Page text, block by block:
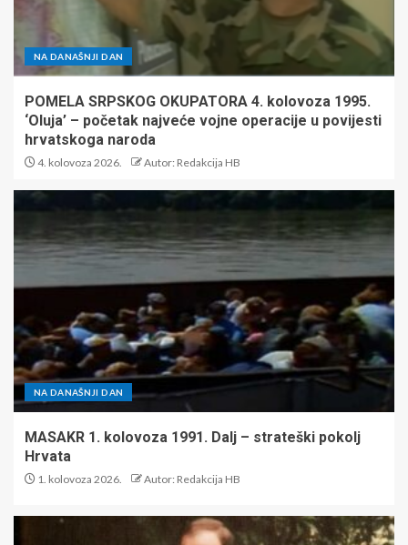
NA DANAŠNJI DAN
POMELA SRPSKOG OKUPATORA 4. kolovoza 1995.
‘Oluja’ – početak najveće vojne operacije u povijesti
hrvatskoga naroda
4. kolovoza 2026. Autor: Redakcija HB
NA DANAŠNJI DAN
MASAKR 1. kolovoza 1991. Dalj – strateški pokolj
Hrvata
1. kolovoza 2026. Autor: Redakcija HB